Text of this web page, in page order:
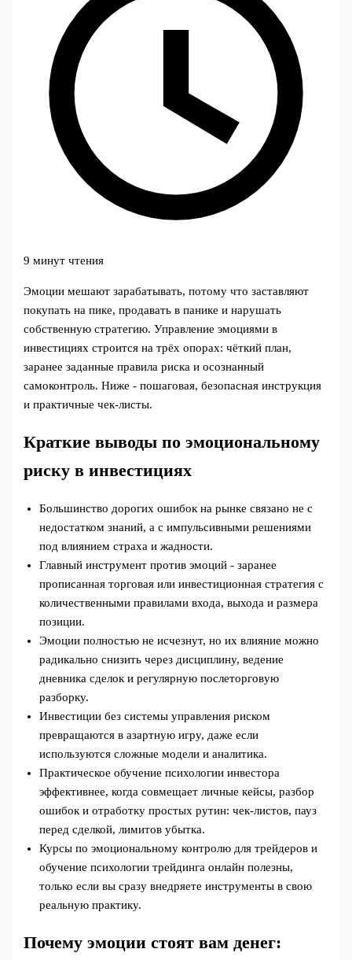
9 минут чтения
Эмоции мешают зарабатывать, потому что заставляют
покупать на пике, продавать в панике и нарушать
собственную стратегию. Управление эмоциями в
инвестициях строится на трёх опорах: чёткий план,
заранее заданные правила риска и осознанный
самоконтроль. Ниже - пошаговая, безопасная инструкция
и практичные чек-листы.
Краткие выводы по эмоциональному
риску в инвестициях
Большинство дорогих ошибок на рынке связано не с
недостатком знаний, а с импульсивными решениями
под влиянием страха и жадности.
Главный инструмент против эмоций - заранее
прописанная торговая или инвестиционная стратегия с
количественными правилами входа, выхода и размера
позиции.
Эмоции полностью не исчезнут, но их влияние можно
радикально снизить через дисциплину, ведение
дневника сделок и регулярную послеторговую
разборку.
Инвестиции без системы управления риском
превращаются в азартную игру, даже если
используются сложные модели и аналитика.
Практическое обучение психологии инвестора
эффективнее, когда совмещает личные кейсы, разбор
ошибок и отработку простых рутин: чек-листов, пауз
перед сделкой, лимитов убытка.
Курсы по эмоциональному контролю для трейдеров и
обучение психологии трейдинга онлайн полезны,
только если вы сразу внедряете инструменты в свою
реальную практику.
Почему эмоции стоят вам денег: